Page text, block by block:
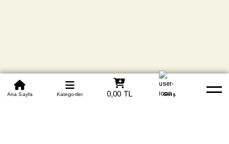
0850 305 09 70
Beden Tablosu Banka Hesapları Whatsapp Yardım
Ana Sayfa Kategoriler 0,00 TL Giriş